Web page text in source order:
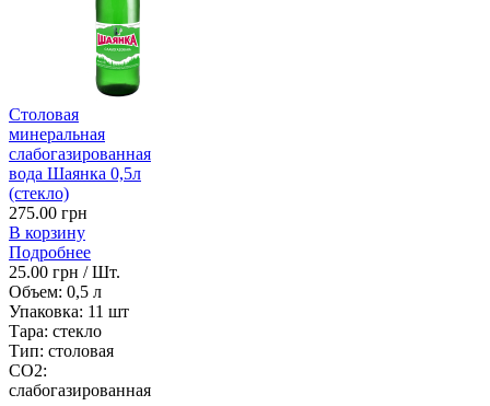
Столовая
минеральная
слабогазированная
вода Шаянка 0,5л
(стекло)
275.00 грн
В корзину
Подробнее
25.00 грн / Шт.
Объем: 0,5 л
Упаковка: 11 шт
Тара: стекло
Тип: столовая
CO2:
слабогазированная